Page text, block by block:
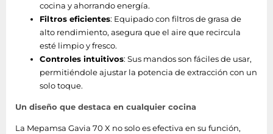
cocina y ahorrando energía.
Filtros eficientes: Equipado con filtros de grasa de
alto rendimiento, asegura que el aire que recircula
esté limpio y fresco.
Controles intuitivos: Sus mandos son fáciles de usar,
permitiéndole ajustar la potencia de extracción con un
solo toque.
Un diseño que destaca en cualquier cocina
La Mepamsa Gavia 70 X no solo es efectiva en su función,